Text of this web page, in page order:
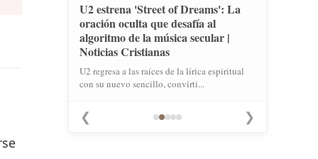
U2 estrena 'Street of Dreams': La
oración oculta que desafía al
algoritmo de la música secular |
Noticias Cristianas
U2 regresa a las raíces de la lírica espiritual
con su nuevo sencillo, convirti...
❮ ❯